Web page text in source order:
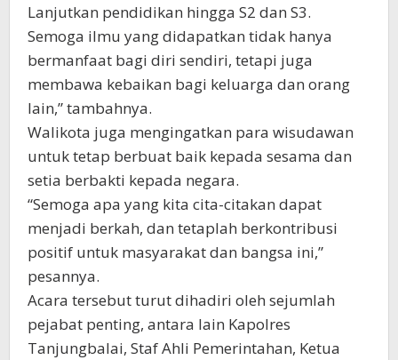
Lanjutkan pendidikan hingga S2 dan S3.
Semoga ilmu yang didapatkan tidak hanya
bermanfaat bagi diri sendiri, tetapi juga
membawa kebaikan bagi keluarga dan orang
lain,” tambahnya.
Walikota juga mengingatkan para wisudawan
untuk tetap berbuat baik kepada sesama dan
setia berbakti kepada negara.
“Semoga apa yang kita cita-citakan dapat
menjadi berkah, dan tetaplah berkontribusi
positif untuk masyarakat dan bangsa ini,”
pesannya.
Acara tersebut turut dihadiri oleh sejumlah
pejabat penting, antara lain Kapolres
Tanjungbalai, Staf Ahli Pemerintahan, Ketua